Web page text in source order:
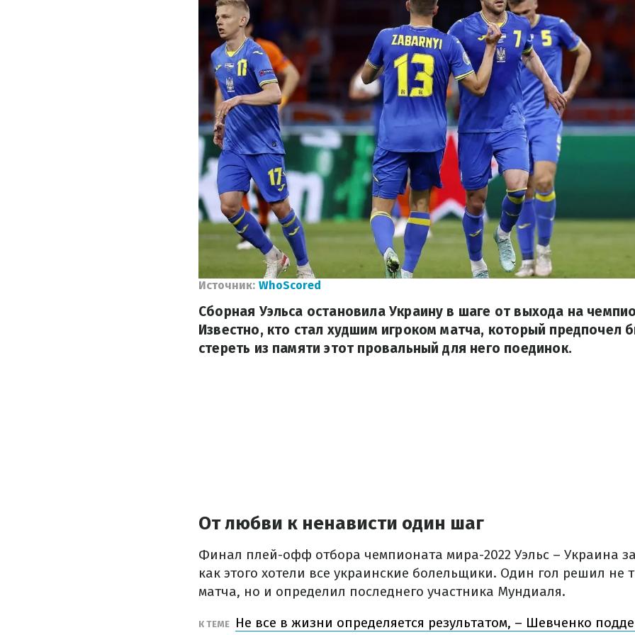
Источник: WhoScored
Сборная Уэльса остановила Украину в шаге от выхода на
Известно, кто стал худшим игроком матча, который предпочел
стереть из памяти этот провальный для него поединок.
От любви к ненависти один шаг
Финал плей-офф отбора чемпионата мира-2022 Уэльс – Украина
как этого хотели все украинские болельщики. Один гол решил не
матча, но и определил последнего участника Мундиаля.
К ТЕМЕ
Не все в жизни определяется результатом, – Шевченко